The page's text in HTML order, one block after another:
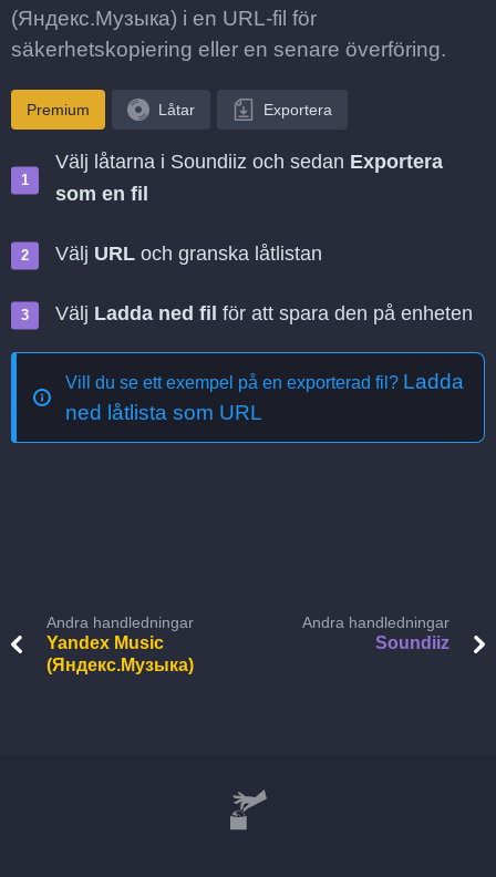
(Яндекс.Музыка) i en URL-fil för
säkerhetskopiering eller en senare överföring.
Premium Låtar Exportera
Välj låtarna i Soundiiz och sedan Exportera
som en fil
Välj URL och granska låtlistan
Välj Ladda ned fil för att spara den på enheten
Vill du se ett exempel på en exporterad fil? Ladda
ned låtlista som URL
Andra handledningar
Yandex Music
(Яндекс.Музыка)
Andra handledningar
Soundiiz